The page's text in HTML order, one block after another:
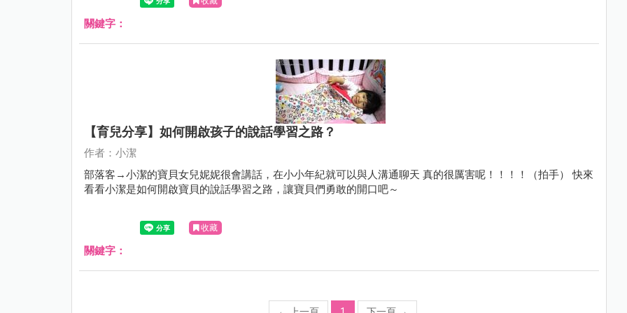
關鍵字：
【育兒分享】如何開啟孩子的說話學習之路？
作者：小潔
部落客→小潔的寶貝女兒妮妮很會講話，在小小年紀就可以與人溝通聊天 真的很厲害呢！！！！（拍手） 快來
看看小潔是如何開啟寶貝的說話學習之路，讓寶貝們勇敢的開口吧～
收藏
關鍵字：